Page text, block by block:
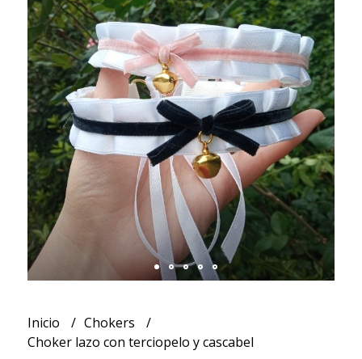
Inicio
Chokers
Choker lazo con terciopelo y cascabel